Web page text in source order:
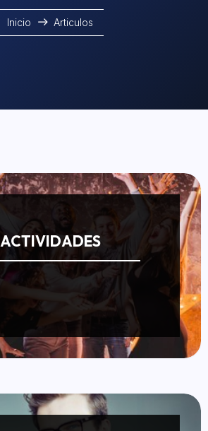
Inicio Articulos
ACTIVIDADES